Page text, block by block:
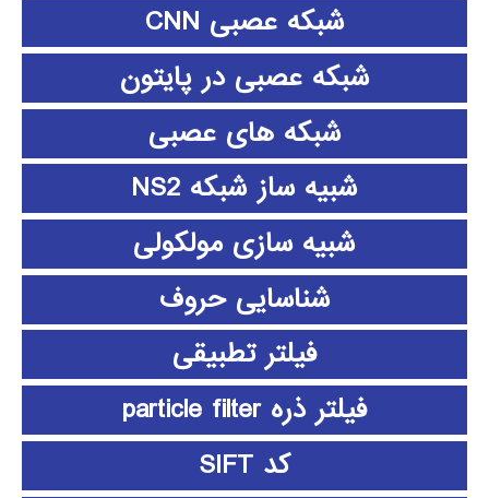
شبکه عصبی CNN
شبکه عصبی در پایتون
شبکه های عصبی
شبیه ساز شبکه NS2
شبیه سازی مولکولی
شناسایی حروف
فیلتر تطبیقی
فیلتر ذره particle filter
کد SIFT